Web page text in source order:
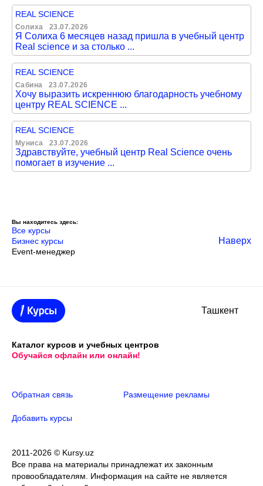
REAL SCIENCE
Солиха 23.07.2026
Я Солиха 6 месяцев назад пришла в учебный центр
Real science и за столько ...
REAL SCIENCE
Сабина 23.07.2026
Хочу выразить искреннюю благодарность учебному
центру REAL SCIENCE ...
REAL SCIENCE
Муниса 23.07.2026
Здравствуйте, учебный центр Real Science очень
помогает в изучение ...
Вы находитесь здесь:
Все курсы
Бизнес курсы
Event-менеджер
Наверх
Ташкент
Каталог курсов и учебных центров
Обучайся офлайн или онлайн!
Обратная связь Размещение рекламы
Добавить курсы
2011-2026 © Kursy.uz
Все права на материалы принадлежат их законным
провообладателям. Информация на сайте не является